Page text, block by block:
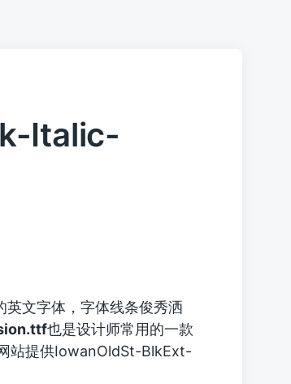
Italic-
文字体，字体线条俊秀洒
也是设计师常用的一款
站提供IowanOldSt-BlkExt-